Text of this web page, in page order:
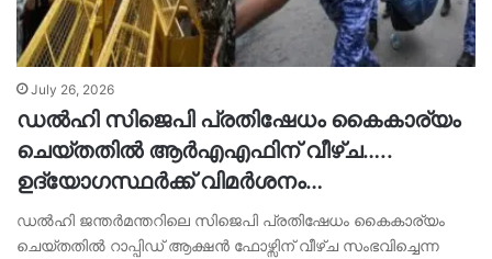
July 26, 2026
ഡൽഹി സിജെപി പ്രതിഷേധം കൈകാര്യം
ചെയ്തതിൽ ആർഎഎഫിന് വീഴ്ച…..
ഉദ്യോഗസ്ഥർക്ക് വിമർശനം…
ഡൽഹി ജന്തർമന്തറിലെ സിജെപി പ്രതിഷേധം കൈകാര്യം
ചെയ്തതിൽ റാപ്പിഡ് ആക്ഷൻ ഫോഴ്സിന് വീഴ്ച സംഭവിച്ചെന്ന